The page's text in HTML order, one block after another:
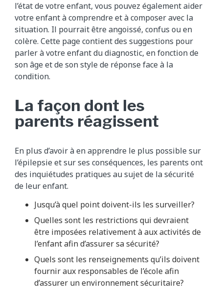
l’état de votre enfant, vous pouvez également aider
votre enfant à comprendre et à composer avec la
situation. Il pourrait être angoissé, confus ou en
colère. Cette page contient des suggestions pour
parler à votre enfant du diagnostic, en fonction de
son âge et de son style de réponse face à la
condition.
La façon dont les
parents réagissent
En plus d’avoir à en apprendre le plus possible sur
l’épilepsie et sur ses conséquences, les parents ont
des inquiétudes pratiques au sujet de la sécurité
de leur enfant.
Jusqu’à quel point doivent-ils les surveiller?
Quelles sont les restrictions qui devraient
être imposées relativement à aux activités de
l’enfant afin d’assurer sa sécurité?
Quels sont les renseignements qu’ils doivent
fournir aux responsables de l’école afin
d’assurer un environnement sécuritaire?